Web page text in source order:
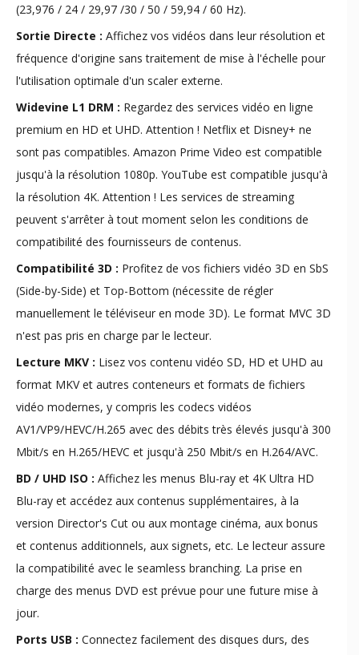
(23,976 / 24 / 29,97 /30 / 50 / 59,94 / 60 Hz).
Sortie Directe : Affichez vos vidéos dans leur résolution et
fréquence d'origine sans traitement de mise à l'échelle pour
l'utilisation optimale d'un scaler externe.
Widevine L1 DRM : Regardez des services vidéo en ligne
premium en HD et UHD. Attention ! Netflix et Disney+ ne
sont pas compatibles. Amazon Prime Video est compatible
jusqu'à la résolution 1080p. YouTube est compatible jusqu'à
la résolution 4K. Attention ! Les services de streaming
peuvent s'arrêter à tout moment selon les conditions de
compatibilité des fournisseurs de contenus.
Compatibilité 3D : Profitez de vos fichiers vidéo 3D en SbS
(Side-by-Side) et Top-Bottom (nécessite de régler
manuellement le téléviseur en mode 3D). Le format MVC 3D
n'est pas pris en charge par le lecteur.
Lecture MKV : Lisez vos contenu vidéo SD, HD et UHD au
format MKV et autres conteneurs et formats de fichiers
vidéo modernes, y compris les codecs vidéos
AV1/VP9/HEVC/H.265 avec des débits très élevés jusqu'à 300
Mbit/s en H.265/HEVC et jusqu'à 250 Mbit/s en H.264/AVC.
BD / UHD ISO : Affichez les menus Blu-ray et 4K Ultra HD
Blu-ray et accédez aux contenus supplémentaires, à la
version Director's Cut ou aux montage cinéma, aux bonus
et contenus additionnels, aux signets, etc. Le lecteur assure
la compatibilité avec le seamless branching. La prise en
charge des menus DVD est prévue pour une future mise à
jour.
Ports USB : Connectez facilement des disques durs, des